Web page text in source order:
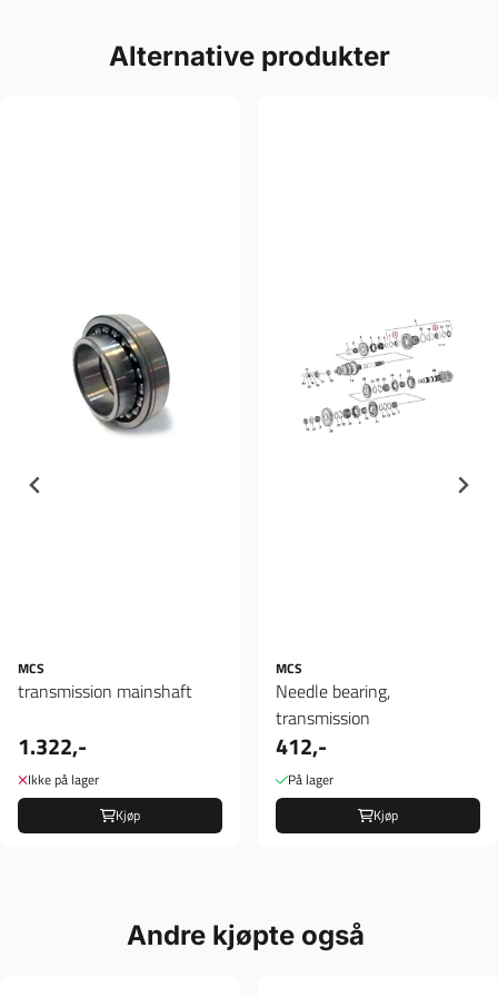
Alternative produkter
MCS
transmission mainshaft
1.322,-
Ikke på lager
Kjøp
MCS
Needle bearing,
transmission
412,-
På lager
Kjøp
Andre kjøpte også